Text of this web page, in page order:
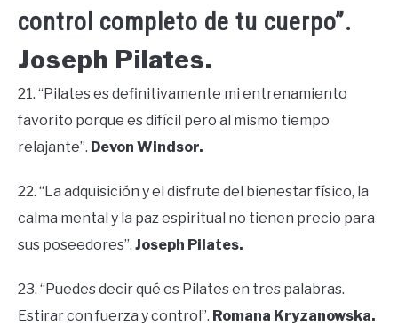
control completo de tu cuerpo”.
Joseph Pilates.
21. “Pilates es definitivamente mi entrenamiento
favorito porque es difícil pero al mismo tiempo
relajante”. Devon Windsor.
22. “La adquisición y el disfrute del bienestar físico, la
calma mental y la paz espiritual no tienen precio para
sus poseedores”. Joseph Pilates.
23. “Puedes decir qué es Pilates en tres palabras.
Estirar con fuerza y ​​control”. Romana Kryzanowska.